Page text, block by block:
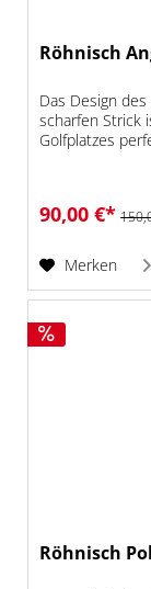
Röhnisch
Das Design
scharfen Strick
Golfplatzes
90,00 €*
Merken
Röhnisch